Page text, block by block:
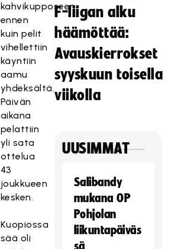
kahvikupposeen
ennen
kuin pelit
vihellettiin
käyntiin
aamu
yhdeksältä.
Päivän
aikana
pelattiin
yli sata
ottelua
43
joukkueen
kesken.
Kuopiossa
sää oli
F-liigan alku
häämöttää:
Avauskierrokset
syyskuun toisella
viikolla
UUSIMMAT
Salibandy
mukana OP
Pohjolan
liikuntapäiväs
sä